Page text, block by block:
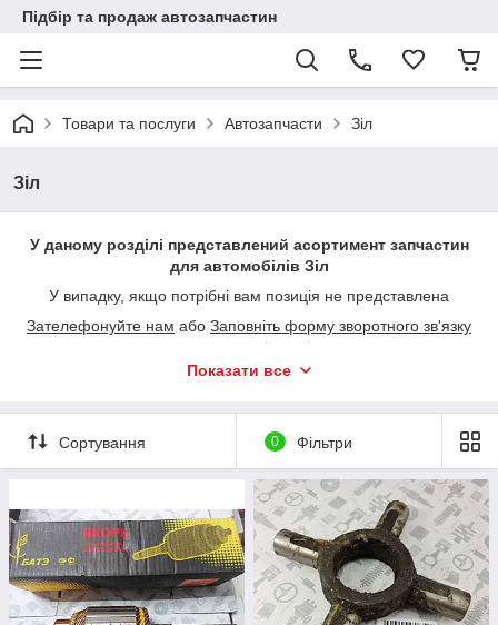
Підбір та продаж автозапчастин
Товари та послуги Автозапчасти Зіл
Зіл
У даному розділі представлений асортимент запчастин
для автомобілів Зіл
У випадку, якщо потрібні вам позиція не представлена
Зателефонуйте нам або Заповніть форму зворотного зв'язку
внизу головної сторінки
Підберемо будь-які запчастини для вашої техніки за 5
Показати все
Сортування 0 Фільтри